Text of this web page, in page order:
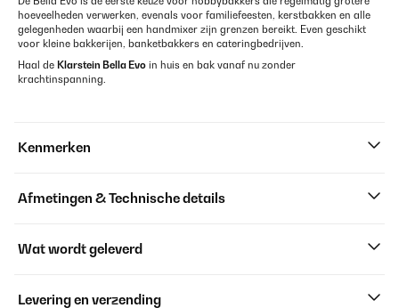
hoeveelheden verwerken, evenals voor familiefeesten, kerstbakken en alle
gelegenheden waarbij een handmixer zijn grenzen bereikt. Even geschikt
voor kleine bakkerijen, banketbakkers en cateringbedrijven.
Haal de Klarstein Bella Evo in huis en bak vanaf nu zonder
krachtinspanning.
Kenmerken
Afmetingen & Technische details
Wat wordt geleverd
Levering en verzending